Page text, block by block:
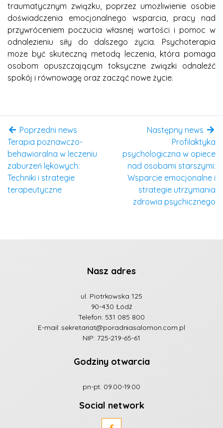
traumatycznym związku, poprzez umożliwienie osobie
doświadczenia emocjonalnego wsparcia, pracy nad
przywróceniem poczucia własnej wartości i pomoc w
odnalezieniu siły do dalszego życia. Psychoterapia
może być skuteczną metodą leczenia, która pomaga
osobom opuszczającym toksyczne związki odnaleźć
spokój i równowagę oraz zacząć nowe życie.
Poprzedni news
Terapia poznawczo-
behawioralna w leczeniu
zaburzeń lękowych:
Techniki i strategie
terapeutyczne
Następny news
Profilaktyka
psychologiczna w opiece
nad osobami starszymi:
Wsparcie emocjonalne i
strategie utrzymania
zdrowia psychicznego
Nasz adres
ul. Piotrkowska 125
90-430 Łódź
Telefon: 531 085 800
E-mail:sekretariat@poradniasalomon.com.pl
NIP: 725-219-65-61
Godziny otwarcia
pn-pt. 09.00-19.00
Social network